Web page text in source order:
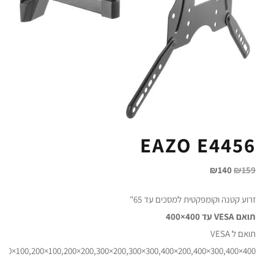
EAZO E4456
₪159
₪140
זרוע קטנה וקומפקטית למסכים עד 65"
תואם VESA עד 400×400
תואם ל VESA